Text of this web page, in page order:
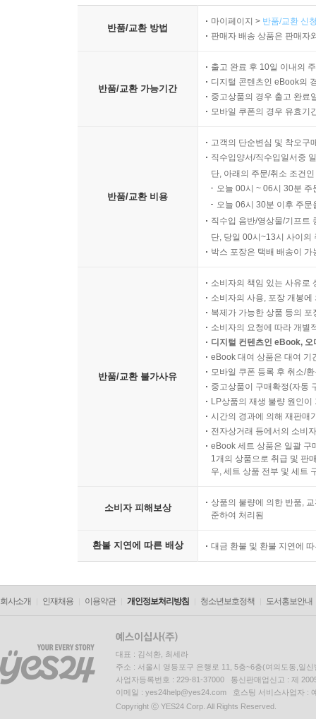
반품/교환 방법
마이페이지 > 반품/교환 신
판매자 배송 상품은 판매자
반품/교환 가능기간
출고 완료 후 10일 이내의
디지털 콘텐츠인 eBook의
중고상품의 경우 출고 완료
모바일 쿠폰의 경우 유효기
반품/교환 비용
고객의 단순변심 및 착오구
직수입양서/직수입일서중
단, 아래의 주문/취소 조건
오늘 00시 ~ 06시 30분
오늘 06시 30분 이후 주
직수입 음반/영상물/기프트
단, 당일 00시~13시 사이의
박스 포장은 택배 배송이
반품/교환 불가사유
소비자의 책임 있는 사유로
소비자의 사용, 포장 개봉
복제가 가능한 상품 등의
소비자의 요청에 따라 개별
디지털 컨텐츠인 eBook,
eBook 대여 상품은 대여 기
모바일 쿠폰 등록 후 취소/
중고상품이 구매확정(자동
LP상품의 재생 불량 원인
시간의 경과에 의해 재판매
전자상거래 등에서의 소비
eBook 세트 상품은 일괄 구
1개의 상품으로 취급 및 판
우, 세트 상품 전부 및 세트
소비자 피해보상
상품의 불량에 의한 반품,
준하여 처리됨
환불 지연에 따른 배상 대금 환불 및 환불 지연에
회사소개 인재채용 이용약관 개인정보처리방침 청소년보호정책 도서홍보안내
대표 : 김석환, 최세라
주소 : 서울시 영등포구 은행로 11, 5층~6층(여의도동,일신
사업자등록번호 : 229-81-37000 통신판매업신고 : 제
이메일 : yes24help@yes24.com 호스팅 서비스사업자 :
Copyright ⓒ YES24 Corp. All Rights Reserved.